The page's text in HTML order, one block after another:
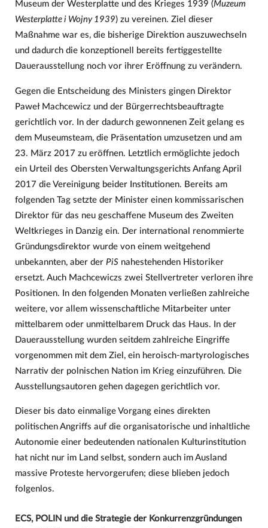
Museum der Westerplatte und des Krieges 1939 (Muzeum
Westerplatte i Wojny 1939) zu vereinen. Ziel dieser
Maßnahme war es, die bisherige Direktion auszuwechseln
und dadurch die konzeptionell bereits fertiggestellte
Dauerausstellung noch vor ihrer Eröffnung zu verändern.
Gegen die Entscheidung des Ministers gingen Direktor
Paweł Machcewicz und der Bürgerrechtsbeauftragte
gerichtlich vor. In der dadurch gewonnenen Zeit gelang es
dem Museumsteam, die Präsentation umzusetzen und am
23. März 2017 zu eröffnen. Letztlich ermöglichte jedoch
ein Urteil des Obersten Verwaltungsgerichts Anfang April
2017 die Vereinigung beider Institutionen. Bereits am
folgenden Tag setzte der Minister einen kommissarischen
Direktor für das neu geschaffene Museum des Zweiten
Weltkrieges in Danzig ein. Der international renommierte
Gründungsdirektor wurde von einem weitgehend
unbekannten, aber der PiSnahestehenden Historiker
ersetzt. Auch Machcewiczs zwei Stellvertreter verloren ihre
Positionen. In den folgenden Monaten verließen zahlreiche
weitere, vor allem wissenschaftliche Mitarbeiter unter
mittelbarem oder unmittelbarem Druck das Haus. In der
Dauerausstellung wurden seitdem zahlreiche Eingriffe
vorgenommen mit dem Ziel, ein heroisch-martyrologisches
Narrativ der polnischen Nation im Krieg einzuführen. Die
Ausstellungsautoren gehen dagegen gerichtlich vor.
Dieser bis dato einmalige Vorgang eines direkten
politischen Angriffs auf die organisatorische und inhaltliche
Autonomie einer bedeutenden nationalen Kulturinstitution
hat nicht nur im Land selbst, sondern auch im Ausland
massive Proteste hervorgerufen; diese blieben jedoch
folgenlos.
ECS, POLIN und die Strategie der Konkurrenzgründungen